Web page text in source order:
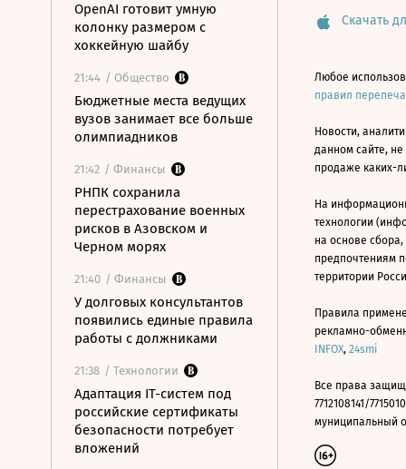
OpenAI готовит умную
колонку размером с
хоккейную шайбу
21:44 / Общество
Бюджетные места ведущих
вузов занимает все больше
олимпиадников
21:42 / Финансы
РНПК сохранила
перестрахование военных
рисков в Азовском и
Черном морях
21:40 / Финансы
У долговых консультантов
появились единые правила
работы с должниками
21:38 / Технологии
Адаптация IT-систем под
российские сертификаты
безопасности потребует
вложений
Скачать
Любое
правил
Новости,
данном сайте,
продаже каких-
На
технологии
на основе
предпочтениям
территории
Правила
рекламно-
INFOX, 24smi
Все права
7712108141/
муниципальный